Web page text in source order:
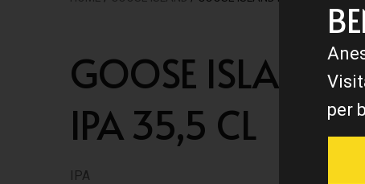
GOOSE ISLAND
IPA 35,5 CL
IPA
per